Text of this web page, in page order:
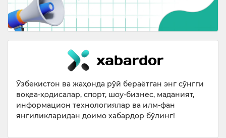
Ўзбекистон ва жаҳонда рўй бераётган энг сўнгги
воқеа-ҳодисалар, спорт, шоу-бизнес, маданият,
информацион технологиялар ва илм-фан
янгиликларидан доимо хабардор бўлинг!